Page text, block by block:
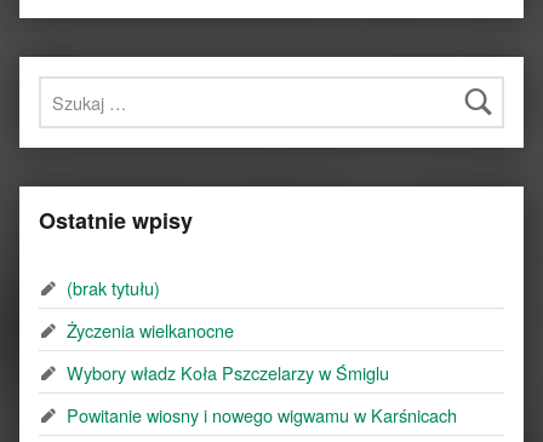
Szukaj:
Ostatnie wpisy
(brak tytułu)
Życzenia wielkanocne
Wybory władz Koła Pszczelarzy w Śmiglu
Powitanie wiosny i nowego wigwamu w Karśnicach